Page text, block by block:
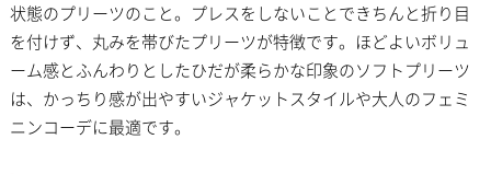
状態のプリーツのこと。プレスをしないことできちんと折り目
を付けず、丸みを帯びたプリーツが特徴です。ほどよいボリュ
ーム感とふんわりとしたひだが柔らかな印象のソフトプリーツ
は、かっちり感が出やすいジャケットスタイルや大人のフェミ
ニンコーデに最適です。